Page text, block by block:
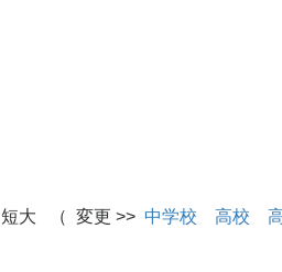
短大 （ 変更 >> 中学校 高校